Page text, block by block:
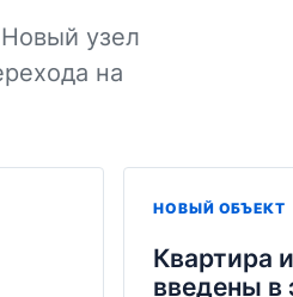
узел
на
НОВЫЙ ОБЪЕКТ
Квартира
введены в